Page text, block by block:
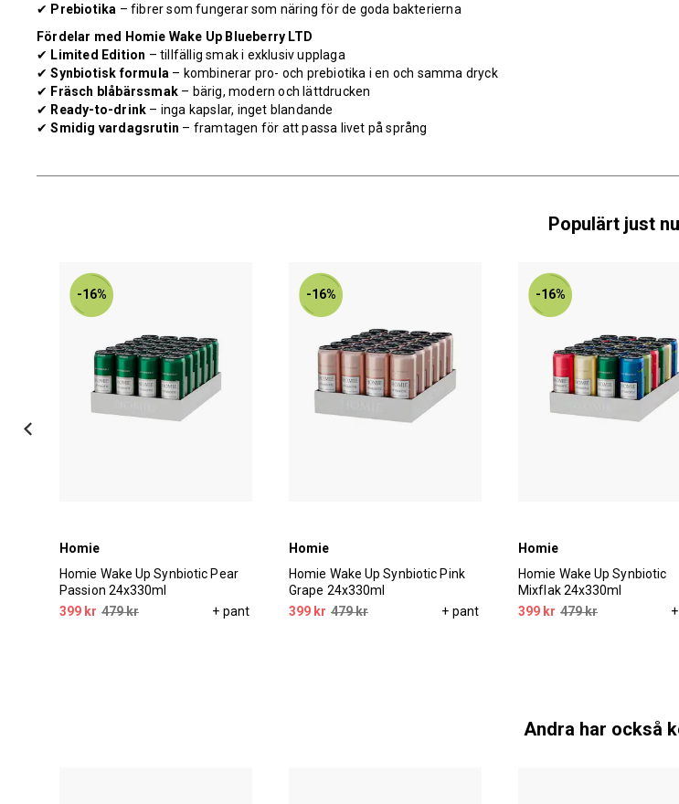
✔ Prebiotika – fibrer som fungerar som näring för de goda bakterierna
Fördelar med Homie Wake Up Blueberry LTD
✔ Limited Edition – tillfällig smak i exklusiv upplaga
✔Synbiotisk formula – kombinerar pro- och prebiotika i en och samma dryck
✔ Fräsch blåbärssmak – bärig, modern och lättdrucken
✔ Ready-to-drink – inga kapslar, inget blandande
✔Smidig vardagsrutin – framtagen för att passa livet på språng
Populärt just nu
-16%
Homie
Homie Wake Up Synbiotic Pear
Passion 24x330ml
399 kr 479 kr + pant
-16%
Homie
Homie Wake Up Synbiotic Pink
Grape 24x330ml
399 kr 479 kr + pant
-16%
Homie
Homie Wake Up Synbiotic
Mixflak 24x330ml
399 kr 479 kr
Andra har också